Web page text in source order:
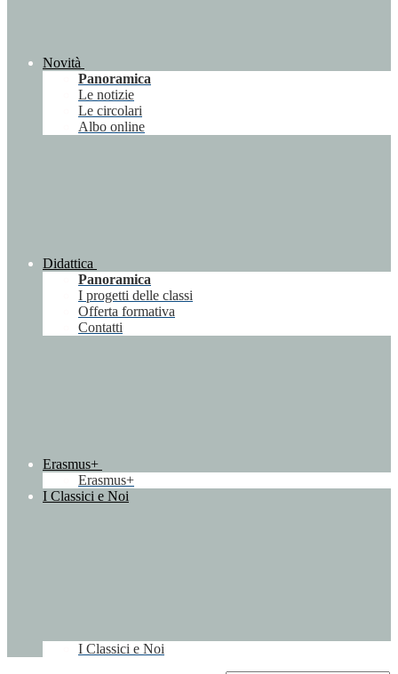
Novità
Panoramica
Le notizie
Le circolari
Albo online
Didattica
Panoramica
I progetti delle classi
Offerta formativa
Contatti
Erasmus+
Erasmus+
I Classici e Noi
I Classici e Noi